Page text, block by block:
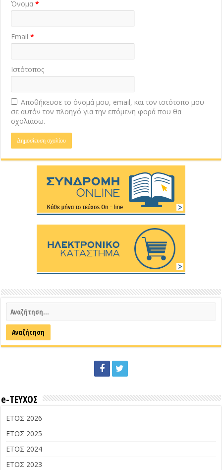
Όνομα*
Email*
Ιστότοπος
Αποθήκευσε το όνομά μου, email, και τον ιστότοπο μου
σε αυτόν τον πλοηγό για την επόμενη φορά που θα
σχολιάσω.
e-ΤΕΥΧΟΣ
ΕΤΟΣ 2026
ΕΤΟΣ 2025
ΕΤΟΣ 2024
ΕΤΟΣ 2023